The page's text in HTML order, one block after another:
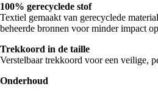
100% gerecyclede stof
Textiel gemaakt van gerecyclede
beheerde bronnen voor minder impact
Trekkoord in de taille
Verstelbaar trekkoord voor een veilige,
Onderhoud